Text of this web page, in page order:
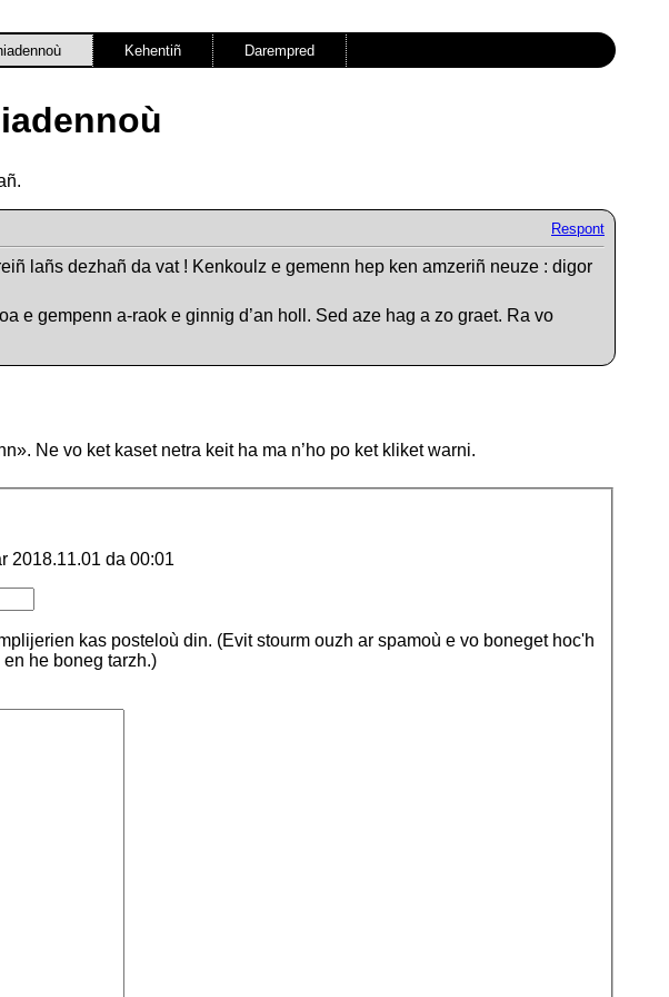
Kehentiñ Darempred
Respont
lañs dezhañ da vat ! Kenkoulz e gemenn hep ken amzeriñ neuze : digor
e gempenn a-raok e ginnig d’an holl. Sed aze hag a zo graet. Ra vo
Ne vo ket kaset netra keit ha ma n’ho po ket kliket warni.
2018.11.01 da 00:01
kas posteloù din. (Evit stourm ouzh ar spamoù e vo boneget hoc'h
he boneg tarzh.)